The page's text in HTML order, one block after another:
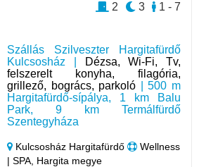
Szállás Szilveszter Hargitafürdő
Kulcsosház |
Dézsa, Wi-Fi, Tv,
felszerelt konyha, filagória,
grillező, bogrács, parkoló | 500 m
Hargitafürdő-sípálya, 1 km Balu
Park, 9 km Termálfürdő
Szentegyháza
Kulcsosház Hargitafürdő
Wellness
| SPA, Hargita megye
1 - 7
3
2